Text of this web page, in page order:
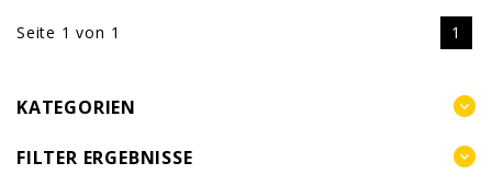
Seite 1 von 1 1
KATEGORIEN
FILTER ERGEBNISSE